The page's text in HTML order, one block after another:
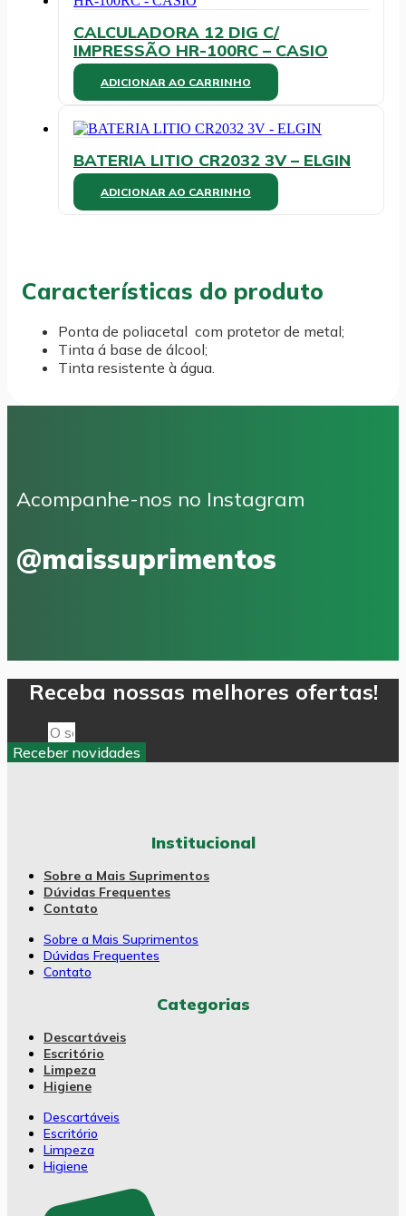
opções
podem
ser
escolhidas
na
do
CALCULADORA 12 DIG C/
IMPRESSÃO HR-100RC – CASIO
ADICIONAR AO CARRINHO
BATERIA LITIO CR2032 3V – ELGIN
ADICIONAR AO CARRINHO
Características do produto
Ponta de poliacetal com protetor de metal;
Tinta á base de álcool;
Tinta resistente à água.
Acompanhe-nos no Instagram
@maissuprimentos
Receba nossas melhores ofertas!
Receber novidades
Institucional
Sobre a Mais Suprimentos
Dúvidas Frequentes
Contato
Sobre a Mais Suprimentos
Dúvidas Frequentes
Contato
Categorias
Descartáveis
Escritório
Limpeza
Higiene
Descartáveis
Escritório
Limpeza
Higiene